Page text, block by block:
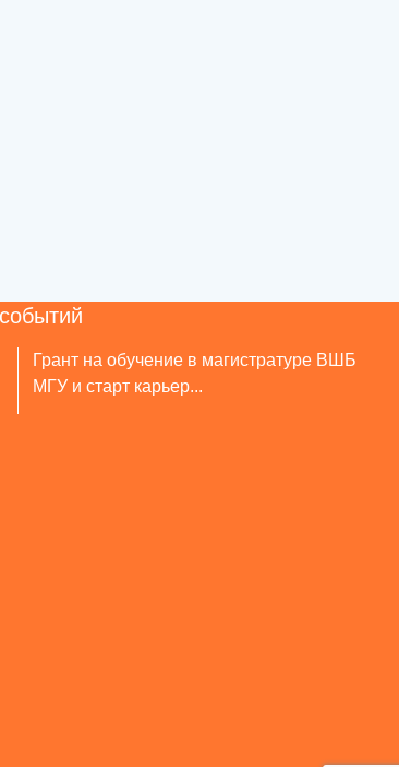
Грант на обучение в магистратуре ВШБ
МГУ и старт карьер...